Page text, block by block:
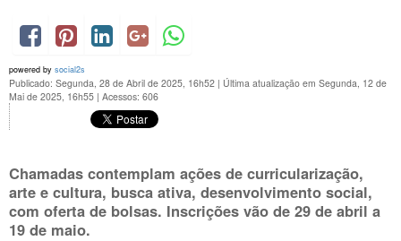
powered by social2s
Publicado: Segunda, 28 de Abril de 2025, 16h52 | Última atualização em Segunda, 12 de
Mai de 2025, 16h55 | Acessos: 606
Chamadas contemplam ações de curricularização,
arte e cultura, busca ativa, desenvolvimento social,
com oferta de bolsas. Inscrições vão de 29 de abril a
19 de maio.